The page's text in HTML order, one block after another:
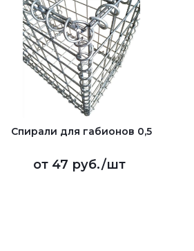
Спирали для габионов 0,5
от 47 руб./шт